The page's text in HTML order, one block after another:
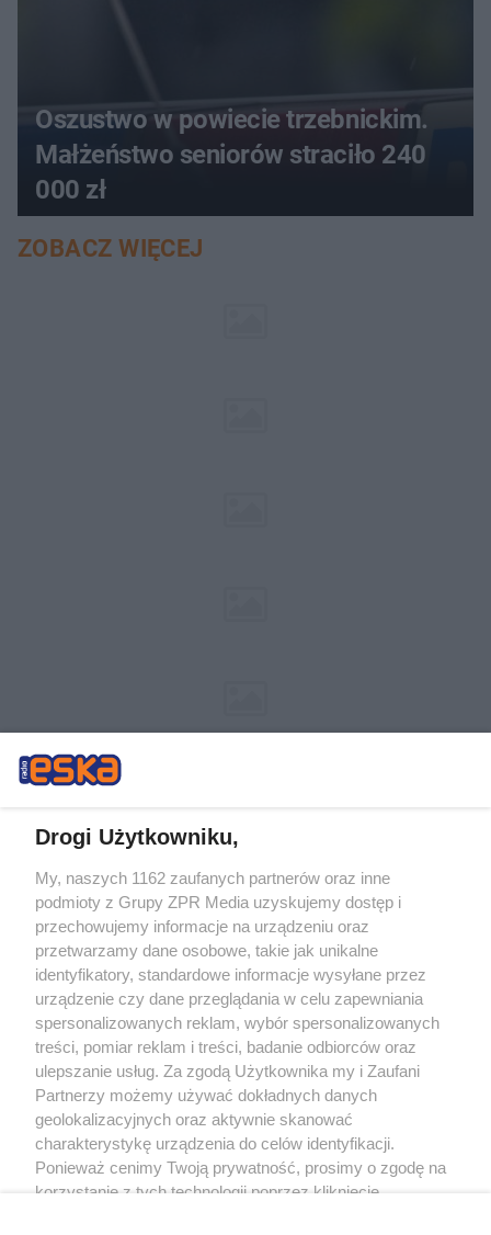
Oszustwo w powiecie trzebnickim.
Małżeństwo seniorów straciło 240
000 zł
ZOBACZ WIĘCEJ
Żaden utwór zamieszczony w serwisie nie może być powielany i
rozpowszechniany lub dalej rozpowszechniany w jakikolwiek sposób (w
tym także elektroniczny lub mechaniczny) na jakimkolwiek polu
eksploatacji w jakiejkolwiek formie, włącznie z umieszczaniem w Internecie
bez pisemnej zgody właściciela praw. Jakiekolwiek użycie lub
wykorzystanie utworów w całości lub w części z naruszeniem prawa, tzn.
bez właściwej zgody, jest zabronione pod groźbą kary i może być ścigane
prawnie.
O nas
Drogi Użytkowniku,
My, naszych 1162 zaufanych partnerów oraz inne
podmioty z Grupy ZPR Media uzyskujemy dostęp i
przechowujemy informacje na urządzeniu oraz
przetwarzamy dane osobowe, takie jak unikalne
identyfikatory, standardowe informacje wysyłane przez
urządzenie czy dane przeglądania w celu zapewniania
spersonalizowanych reklam, wybór spersonalizowanych
treści, pomiar reklam i treści, badanie odbiorców oraz
ulepszanie usług. Za zgodą Użytkownika my i Zaufani
Partnerzy możemy używać dokładnych danych
geolokalizacyjnych oraz aktywnie skanować
charakterystykę urządzenia do celów identyfikacji.
Ponieważ cenimy Twoją prywatność, prosimy o zgodę na
korzystanie z tych technologii poprzez kliknięcie